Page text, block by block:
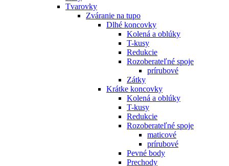
Tvarovky
Zváranie na tupo
Dlhé koncovky
Kolená a oblúky
T-kusy
Redukcie
Rozoberateľné spoje
prírubové
Zátky
Krátke koncovky
Kolená a oblúky
T-kusy
Redukcie
Rozoberateľné spoje
maticové
prírubové
Pevné body
Prechody